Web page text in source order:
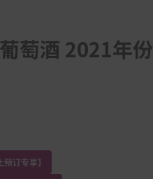
萄酒 2021年份
订专享】